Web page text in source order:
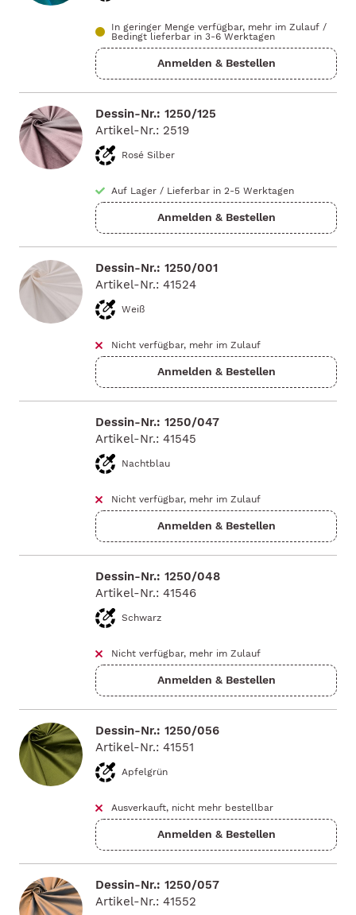
In geringer Menge verfügbar, mehr im Zulauf /
Bedingt lieferbar in 3-6 Werktagen
Dessin-Nr.: 1250/125
Artikel-Nr.: 2519
Rosé Silber
Auf Lager / Lieferbar in 2-5 Werktagen
Dessin-Nr.: 1250/001
Artikel-Nr.: 41524
Weiß
Nicht verfügbar, mehr im Zulauf
Dessin-Nr.: 1250/047
Artikel-Nr.: 41545
Nachtblau
Nicht verfügbar, mehr im Zulauf
Dessin-Nr.: 1250/048
Artikel-Nr.: 41546
Schwarz
Nicht verfügbar, mehr im Zulauf
Dessin-Nr.: 1250/056
Artikel-Nr.: 41551
Apfelgrün
Ausverkauft, nicht mehr bestellbar
Dessin-Nr.: 1250/057
Artikel-Nr.: 41552